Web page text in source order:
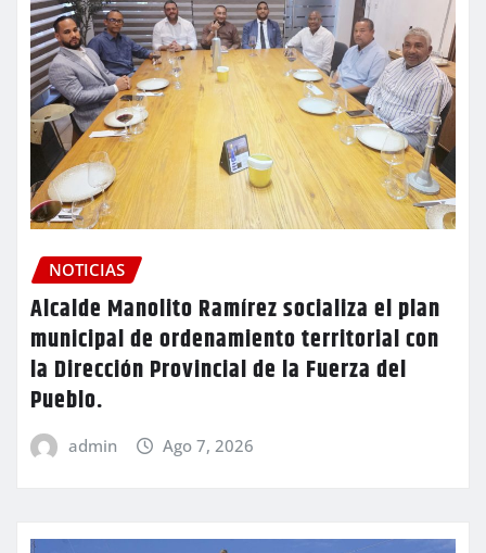
NOTICIAS
Alcalde Manolito Ramírez socializa el plan
municipal de ordenamiento territorial con
la Dirección Provincial de la Fuerza del
Pueblo.
admin Ago 7, 2026